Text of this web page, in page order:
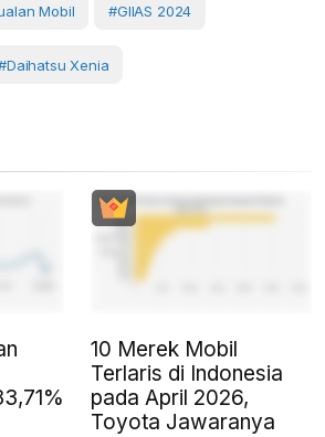
Mobil #GIIAS 2024
Xenia
10 Merek Mobil
Terlaris di Indonesia
pada April 2026,
Toyota Jawaranya